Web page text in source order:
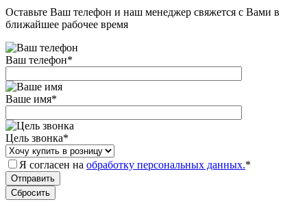
Оставьте Ваш телефон и наш менеджер свяжется с Вами в
ближайшее рабочее время
Ваш телефон*
Ваше имя*
Цель звонка*
Я согласен на обработку персональных данных.*